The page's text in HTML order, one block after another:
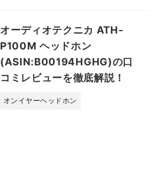
オーディオテクニカ ATH-
P100M ヘッドホン
(ASIN:B00194HGHG)の口
コミレビューを徹底解説！
オンイヤーヘッドホン